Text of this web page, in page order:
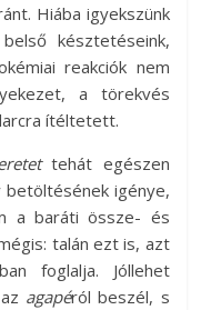
Hiába igyekszünk
késztetéseink,
reakciók nem
a törekvés
ítéltetett.
tehát egészen
betöltésének igénye,
a baráti össze- és
talán ezt is, azt
foglalja. Jóllehet
agapéról beszél, s